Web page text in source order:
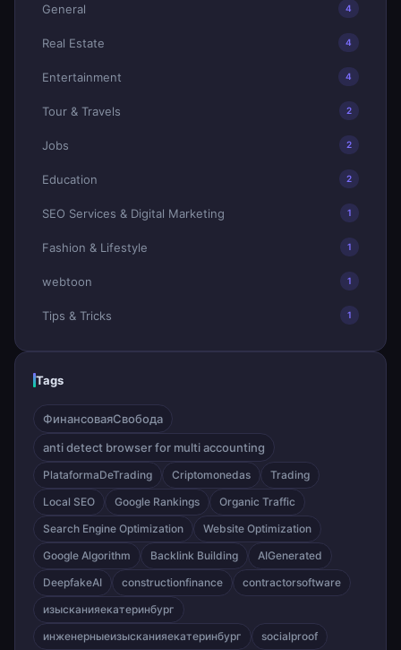
General 4
Real Estate 4
Entertainment 4
Tour & Travels 2
Jobs 2
Education 2
SEO Services & Digital Marketing 1
Fashion & Lifestyle 1
webtoon 1
Tips & Tricks 1
Tags
ФинансоваяСвобода
anti detect browser for multi accounting
PlataformaDeTrading Criptomonedas
Trading
Local SEO
Google Rankings
Organic Traffic
Search Engine Optimization
Website Optimization
Google Algorithm
Backlink Building
AIGenerated
DeepfakeAI
constructionfinance
contractorsoftware
изысканияекатеринбург
инженерныеизысканияекатеринбург
socialproof